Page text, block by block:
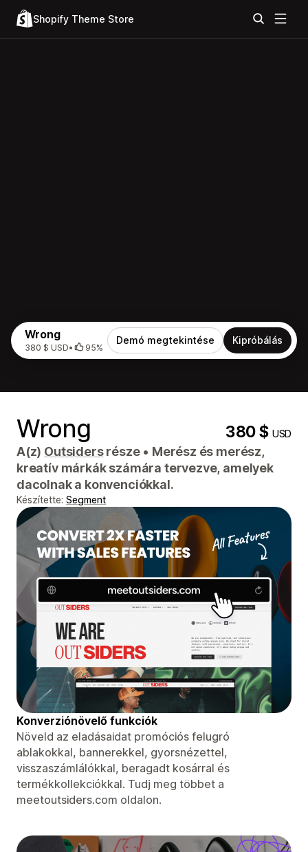
Shopify Theme Store
Wrong
380 $ USD• 95%
Demó megtekintése Kipróbálás
Wrong 380 $USD
A(z) Outsidersrésze • Merész és merész,
kreatív márkák számára tervezve, amelyek
dacolnak a konvenciókkal.
Készítette: Segment
Konverziónövelő funkciók
Növeld az eladásaidat promóciós felugró
ablakokkal, bannerekkel, gyorsnézettel,
visszaszámlálókkal, beragadt kosárral és
termékkollekciókkal. Tudj meg többet a
meetoutsiders.com oldalon.